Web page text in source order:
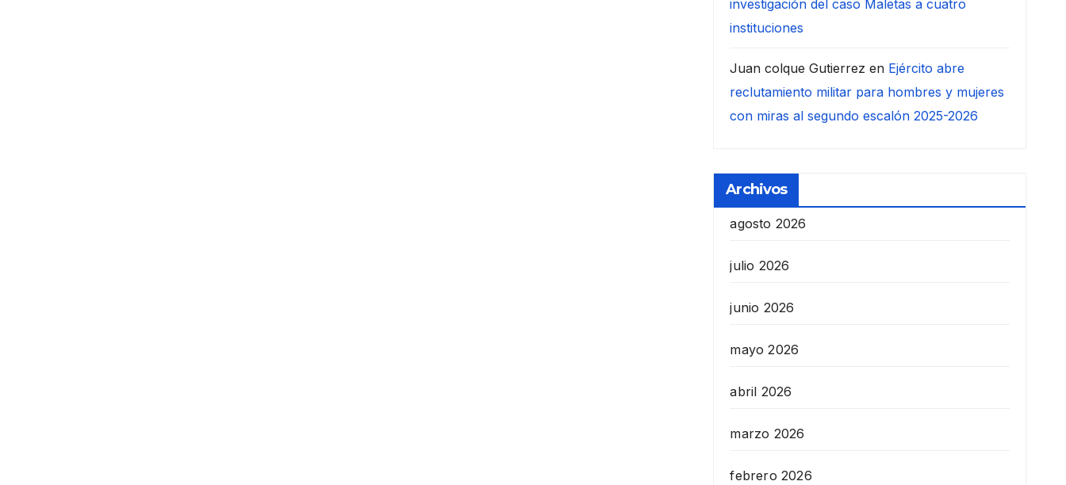
investigación del caso Maletas a cuatro
instituciones
Juan colque Gutierrez en Ejército abre
reclutamiento militar para hombres y mujeres
con miras al segundo escalón 2025-2026
Archivos
agosto 2026
julio 2026
junio 2026
mayo 2026
abril 2026
marzo 2026
febrero 2026